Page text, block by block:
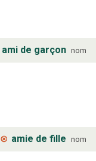
ami de garçon nom
⊗ amie de fille nom